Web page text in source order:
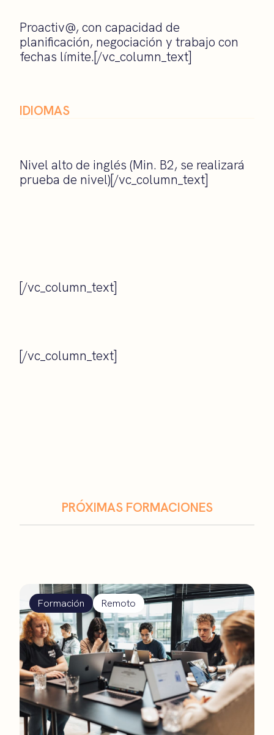
Proactiv@, con capacidad de
planificación, negociación y trabajo con
fechas límite.[/vc_column_text]
IDIOMAS
Nivel alto de inglés (Min. B2, se realizará
prueba de nivel)[/vc_column_text]
[/vc_column_text]
[/vc_column_text]
PRÓXIMAS FORMACIONES
Formación Remoto